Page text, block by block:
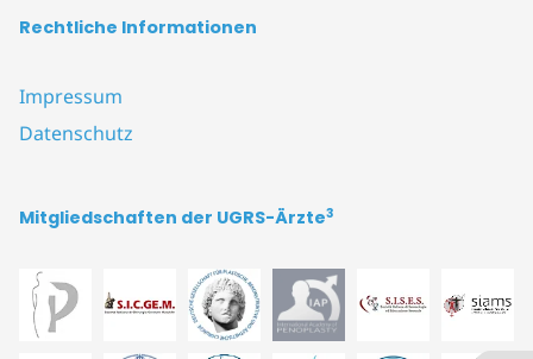
Rechtliche Informationen
Impressum
Datenschutz
Mitgliedschaften der UGRS-Ärzte3